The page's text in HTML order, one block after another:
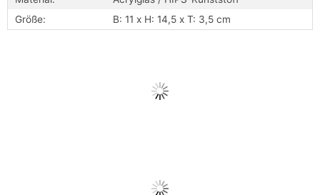
Größe:
B: 11 x H: 14,5 x T: 3,5 cm